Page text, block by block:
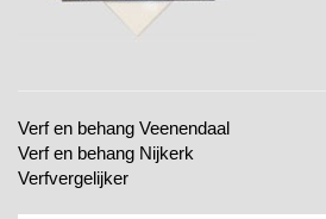
Verf en behang Veenendaal
Verf en behang Nijkerk
Verfvergelijker